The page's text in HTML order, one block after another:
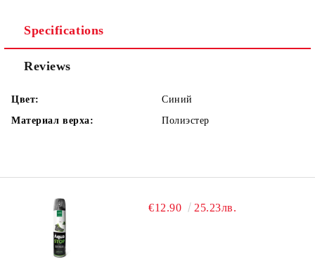
Specifications
Reviews
Цвет:
Синий
Материал верха:
Полиэстер
€12.90 25.23лв.